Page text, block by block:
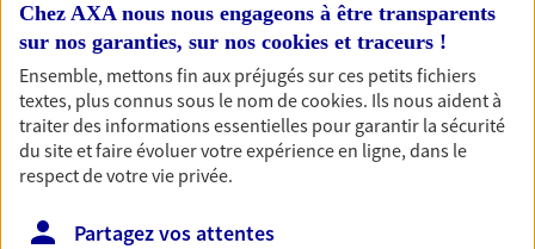
2 résultats correspondent à votre
recherche
Passer les
résultats
Liste Carte
Chez AXA nous nous engageons à être transparents
sur nos garanties, sur nos cookies et traceurs !
Ensemble, mettons fin aux préjugés sur ces petits fichiers
textes, plus connus sous le nom decookies. Ils nous aident à
traiter des informations essentielles pour garantir la sécurité
du site et faire évoluer votre expérience en ligne, dans le
respect de votre vie privée.
Partagez vos attentes